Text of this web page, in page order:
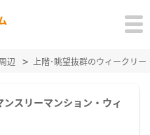
辺 上階･眺望抜群のウィークリ
スリーマンション・ウィ